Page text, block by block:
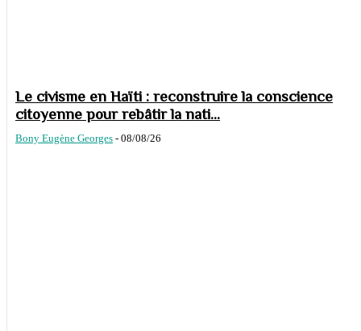
Le civisme en Haïti : reconstruire la conscience
citoyenne pour rebâtir la nati...
Bony Eugène Georges - 08/08/26